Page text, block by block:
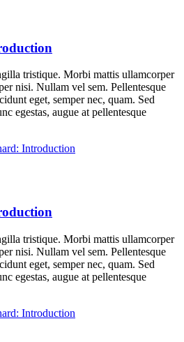
tristique. Morbi mattis ullamcorper
nisi. Nullam vel sem. Pellentesque
eget, semper nec, quam. Sed
egestas, augue at pellentesque
Introduction
tristique. Morbi mattis ullamcorper
nisi. Nullam vel sem. Pellentesque
eget, semper nec, quam. Sed
egestas, augue at pellentesque
Introduction